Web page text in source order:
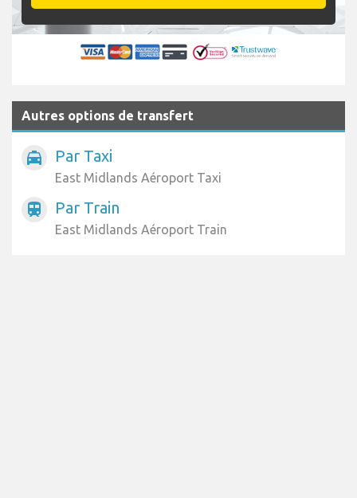
Autres options de transfert
local_taxi Par Taxi
East Midlands Aéroport Taxi
train Par Train
East Midlands Aéroport Train